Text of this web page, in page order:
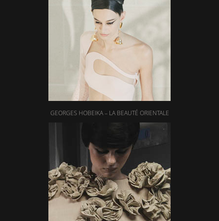
GEORGES HOBEIKA – LA BEAUTÉ ORIENTALE